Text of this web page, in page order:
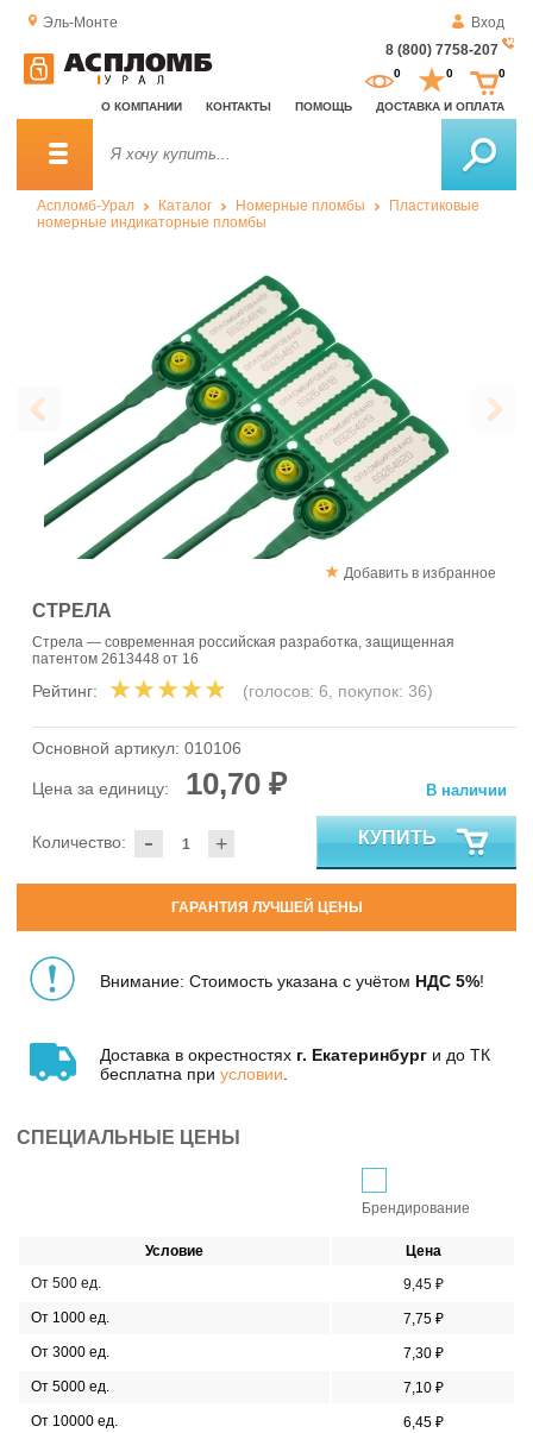
Эль-Монте
Вход
8 (800) 7758-207
О КОМПАНИИ КОНТАКТЫ ПОМОЩЬ ДОСТАВКА И ОПЛАТА
0 0 0
Аспломб-Урал Каталог Номерные пломбы
Пластиковые
номерные индикаторные пломбы
Добавить в избранное
СТРЕЛА
Стрела — современная российская разработка, защищенная
патентом 2613448 от 16
Рейтинг: (голосов: 6, покупок: 36)
Основной артикул: 010106
Цена за единицу: 10,70 ₽
- +
Количество:
В наличии
КУПИТЬ
ГАРАНТИЯ ЛУЧШЕЙ ЦЕНЫ
Внимание: Стоимость указана с учётом НДС 5%!
Доставка в окрестностях г. Екатеринбург и до ТК
бесплатна при условии
СПЕЦИАЛЬНЫЕ ЦЕНЫ
Брендирование
Условие
Цена
От 500 ед.
9,45 ₽
От 1000 ед.
7,75 ₽
От 3000 ед.
7,30 ₽
От 5000 ед.
7,10 ₽
От 10000 ед.
6,45 ₽